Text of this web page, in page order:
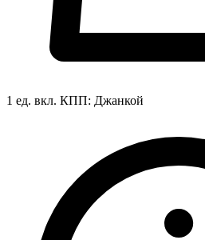
1 ед. вкл. КПП: Джанкой